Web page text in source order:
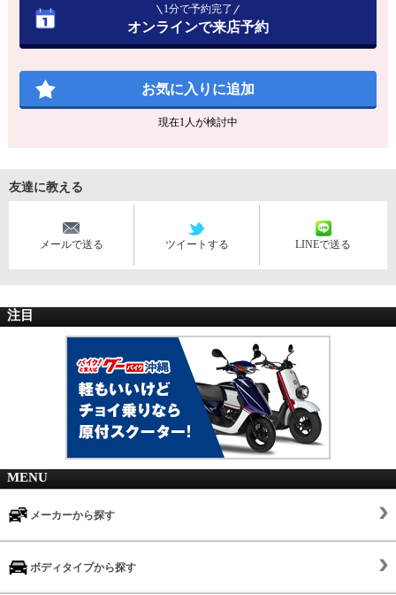
1分で予約完了
オンラインで来店予約
お気に入りに追加
現在1人が検討中
友達に教える
メールで送る ツイートする LINEで送る
注目
MENU
メーカーから探す
ボディタイプから探す